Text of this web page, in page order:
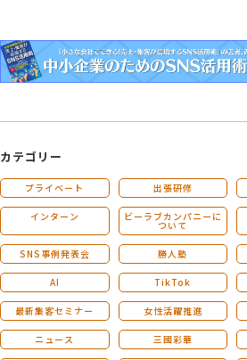
カテゴリー
プライベート 出張研修
インターン ビーラブカンパニーに
ついて
SNS事例発表会 勝人塾
AI TikTok
最新集客セミナー 女性活躍推進
ニュース 三國彩華